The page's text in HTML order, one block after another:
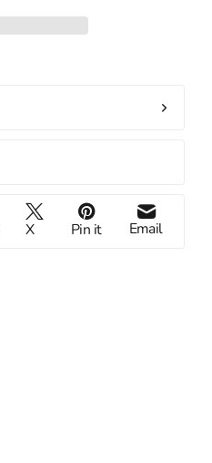
X Pin it Email